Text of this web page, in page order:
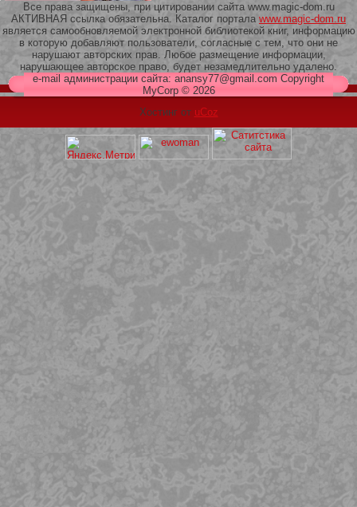
209 Белая кофта из ленточного
кружева
Все права защищены, при цитировании сайта www.magic-dom.ru
АКТИВНАЯ ссылка обязательна. Каталог портала www.magic-dom.ru
является самообновляемой электронной библиотекой книг, информацию
в которую добавляют пользователи, согласные с тем, что они не
нарушают авторских прав. Любое размещение информации,
нарушающее авторское право, будет незамедлительно удалено.
e-mail администрации сайта: anansy77@gmail.com Copyright
MyCorp © 2026
Хостинг от uCoz